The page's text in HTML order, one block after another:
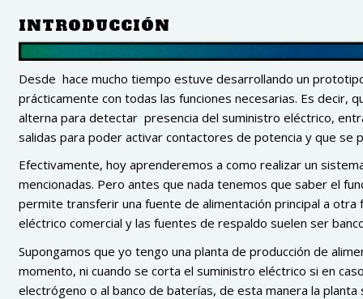
INTRODUCCIÓN
Desde hace mucho tiempo estuve desarrollando un prototipo
prácticamente con todas las funciones necesarias. Es
alterna para detectar presencia del suministro eléctrico,
salidas para poder activar contactores de potencia y que se
Efectivamente, hoy aprenderemos a como realizar un
mencionadas. Pero antes que nada tenemos que saber el
permite transferir una fuente de alimentación principal a
eléctrico comercial y las fuentes de respaldo suelen ser
Supongamos que yo tengo una planta de producción de
momento, ni cuando se corta el suministro eléctrico si en
electrógeno o al banco de baterías, de esta manera la